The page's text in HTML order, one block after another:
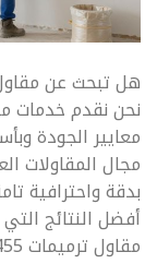
هل تبحث عن
نحن نقدم خدمات
مجال المقاولات
بدقة واحترافية
أفضل النتائج
مقاول ترميمات 50104455 […]